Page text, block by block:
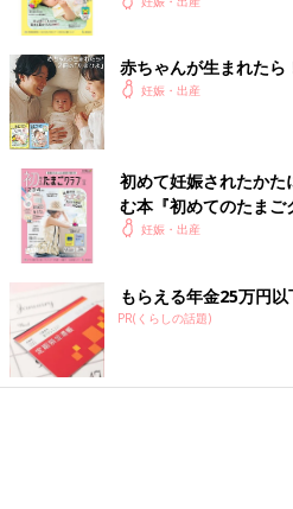
「動揺しましたが、このときもほか
大丈夫だろう”と思っていました」（
文美さんは、管理入院することを前
を休んで診察を進めていきます。
運命の宣告。重度の心疾患
2014年10月9日。文美さんは医師2
受けます。
「“やはり赤ちゃんは小さい”と言わ
きがときどき弱まるので、これを繰
る”と。素人の私が見ても、心臓の
わかり、とても不安になりました」
赤ちゃんが生まれたら
妊娠・出産
初めて妊娠されたか
む本『初めてのたまご
妊娠・出産
もらえる年金25万円
PR(くらしの話題)